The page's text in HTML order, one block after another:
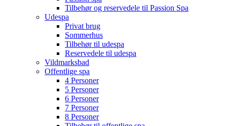
Tilbehør og reservedele til Passion Spa
Udespa
Privat brug
Sommerhus
Tilbehør til udespa
Reservedele til udespa
Vildmarksbad
Offentlige spa
4 Personer
5 Personer
6 Personer
7 Personer
8 Personer